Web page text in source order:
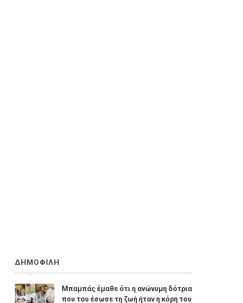
ΔΗΜΟΦΙΛΗ
Μπαμπάς έμαθε ότι η ανώνυμη δότρια
που του έσωσε τη ζωή ήταν η κόρη του